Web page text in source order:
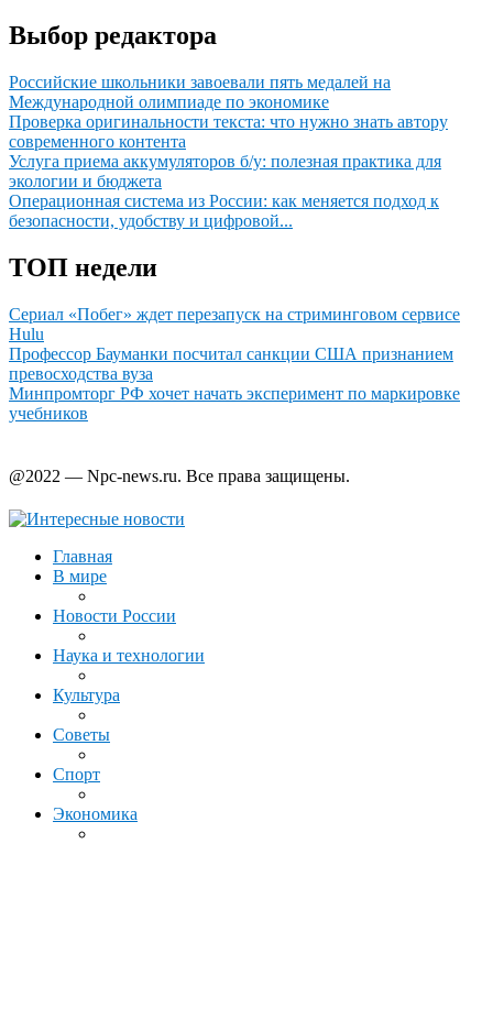
Выбор редактора
Российские школьники завоевали пять медалей на
Международной олимпиаде по экономике
Проверка оригинальности текста: что нужно знать автору
современного контента
Услуга приема аккумуляторов б/у: полезная практика для
экологии и бюджета
Операционная система из России: как меняется подход к
безопасности, удобству и цифровой...
ТОП недели
Сериал «Побег» ждет перезапуск на стриминговом сервисе
Hulu
Профессор Бауманки посчитал санкции США признанием
превосходства вуза
Минпромторг РФ хочет начать эксперимент по маркировке
учебников
@2022 — Npc-news.ru. Все права защищены.
Главная
В мире
Новости России
Наука и технологии
Культура
Советы
Спорт
Экономика